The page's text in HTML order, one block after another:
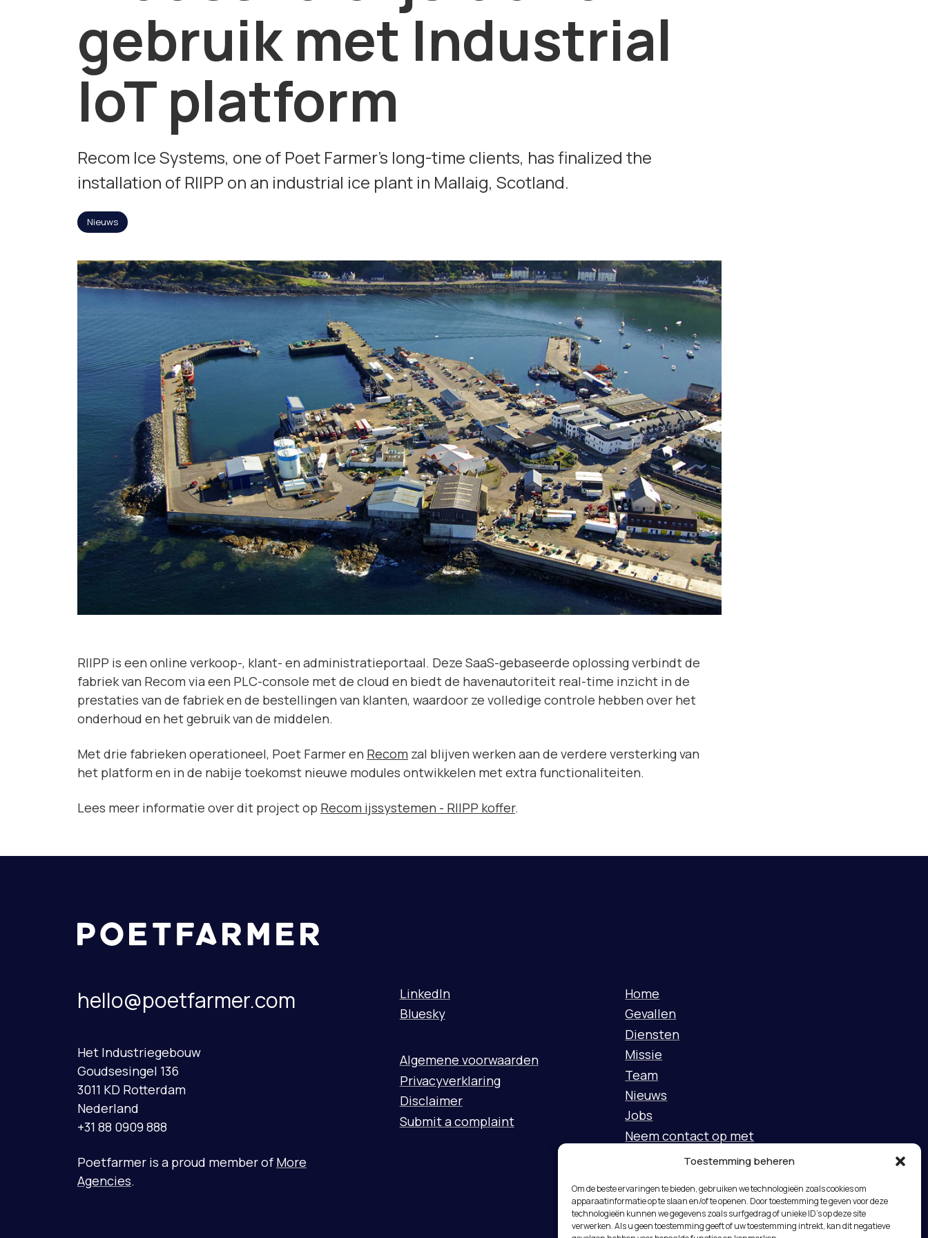
Toestemming beheren
Om de beste ervaringen te bieden, gebruiken we technologieën zoals cookies om
apparaatinformatie op te slaan en/of te openen. Door toestemming te geven voor deze
technologieën kunnen we gegevens zoals surfgedrag of unieke ID's op deze site
verwerken. Als u geen toestemming geeft of uw toestemming intrekt, kan dit negatieve
gebruik met Industrial
IoT platform
Recom Ice Systems, one of Poet Farmer’s long-time clients, has finalized the
installation of RIIPP on an industrial ice plant in Mallaig, Scotland.
Nieuws
RIIPP is een online verkoop-, klant- en administratieportaal. Deze SaaS-gebaseerde oplossing verbindt de
fabriek van Recom via een PLC-console met de cloud en biedt de havenautoriteit real-time inzicht in de
prestaties van de fabriek en de bestellingen van klanten, waardoor ze volledige controle hebben over het
onderhoud en het gebruik van de middelen.
Met drie fabrieken operationeel, Poet Farmer en Recom zal blijven werken aan de verdere versterking van
het platform en in de nabije toekomst nieuwe modules ontwikkelen met extra functionaliteiten.
Lees meer informatie over dit project op Recom ijssystemen - RIIPP koffer.
hello@poetfarmer.com
Het Industriegebouw
Goudsesingel 136
3011 KD Rotterdam
Nederland
+31 88 0909 888
Poetfarmer is a proud member of More
Agencies.
Home
Gevallen
Diensten
Missie
Team
Nieuws
Jobs
Neem contact op met
LinkedIn
Bluesky
Algemene voorwaarden
Privacyverklaring
Disclaimer
Submit a complaint